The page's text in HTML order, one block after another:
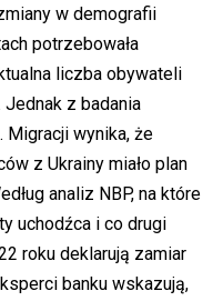
w demografii
potrzebowała
liczba obywateli
Jednak z badania
Migracji wynika, że
z Ukrainy miało plan
analiz NBP, na które
uchodźca i co drugi
roku deklarują zamiar
banku wskazują,